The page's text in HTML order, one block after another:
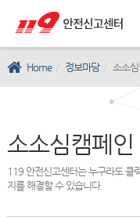
Home 정보마당 소소
소소심캠페인
119 안전신고센터는 누구라도 클
지를 해결할 수 있습니다.